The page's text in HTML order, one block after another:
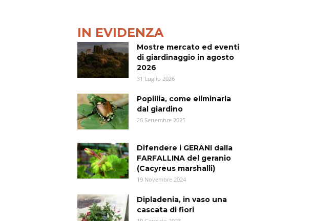
IN EVIDENZA
Mostre mercato ed eventi
di giardinaggio in agosto
2026
31 Luglio 2026
Popillia, come eliminarla
dal giardino
26 Settembre 2025
Difendere i GERANI dalla
FARFALLINA del geranio
(Cacyreus marshalli)
19 Novembre 2024
Dipladenia, in vaso una
cascata di fiori